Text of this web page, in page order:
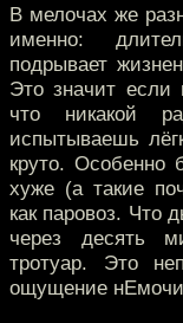
В мелочах же
именно:
подрывает
Это значит
что никакой
испытываешь
круто. Особенно
хуже (а такие
как паровоз. Что
через десять
тротуар. Это
ощущение